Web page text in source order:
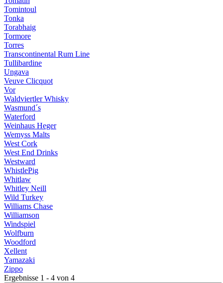
Tomintoul
Tonka
Torabhaig
Tormore
Torres
Transcontinental Rum Line
Tullibardine
Ungava
Veuve Clicquot
Vor
Waldviertler Whisky
Wasmund´s
Waterford
Weinhaus Heger
Wemyss Malts
West Cork
West End Drinks
Westward
WhistlePig
Whitlaw
Whitley Neill
Wild Turkey
Williams Chase
Williamson
Windspiel
Wolfburn
Woodford
Xellent
Yamazaki
Zippo
Ergebnisse 1 - 4 von 4